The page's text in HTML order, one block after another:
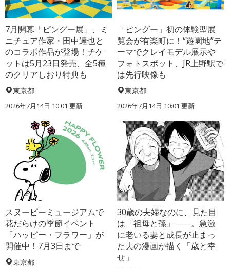
7月開幕「ピングー展」、ミ
ニチュア作家・田中達也と
のコラボ作品が登場！チケ
ットは5月23日発売、全5種
のクリアしおり特典も
東京都
2026年7月14日 10:01 更新
「ピングー」初の体験型展
覧会が有楽町に！“遊園地”テ
ーマでクレイモデル展示や
フォトスポット、JR上野駅で
は先行映像も
東京都
2026年7月14日 10:01 更新
スヌーピーミュージアムで
花だらけの季節イベント
「ハッピー・フラワー」が
開催中！7月3日まで
東京都
30歳の夫婦なのに、見た目
は「祖母と孫」――。急激
に老いる妻と成長が止まっ
た夫の漫画が描く「歳と幸
せ」